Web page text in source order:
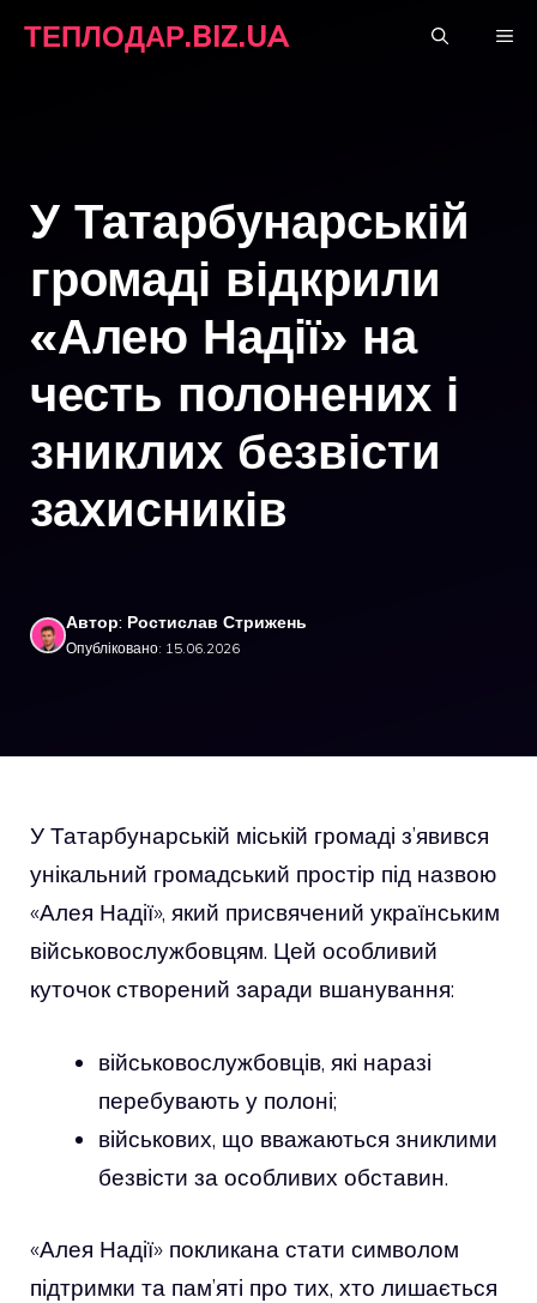
ТЕПЛОДАР.BIZ.UA
У Татарбунарській
громаді відкрили
«Алею Надії» на
честь полонених і
зниклих безвісти
захисників
Автор: Ростислав Стрижень
Опубліковано: 15.06.2026
У Татарбунарській міській громаді з’явився
унікальний громадський простір під назвою
«Алея Надії», який присвячений українським
військовослужбовцям. Цей особливий
куточок створений заради вшанування:
військовослужбовців, які наразі
перебувають у полоні;
військових, що вважаються зниклими
безвісти за особливих обставин.
«Алея Надії» покликана стати символом
підтримки та пам’яті про тих, хто лишається